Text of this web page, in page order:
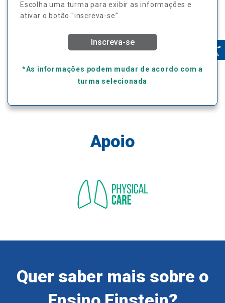
Escolha uma turma para exibir as informações e
ativar o botão "inscreva-se”.
Inscreva-se
*As informações podem mudar de acordo com a
turma selecionada
Apoio
Quer saber mais sobre o